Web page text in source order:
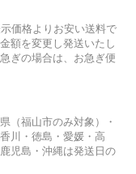
価格よりお安い送料で
額を変更し発送いたし
ぎの場合は、お急ぎ便
（福山市のみ対象）・
川・徳島・愛媛・高
児島・沖縄は発送日の